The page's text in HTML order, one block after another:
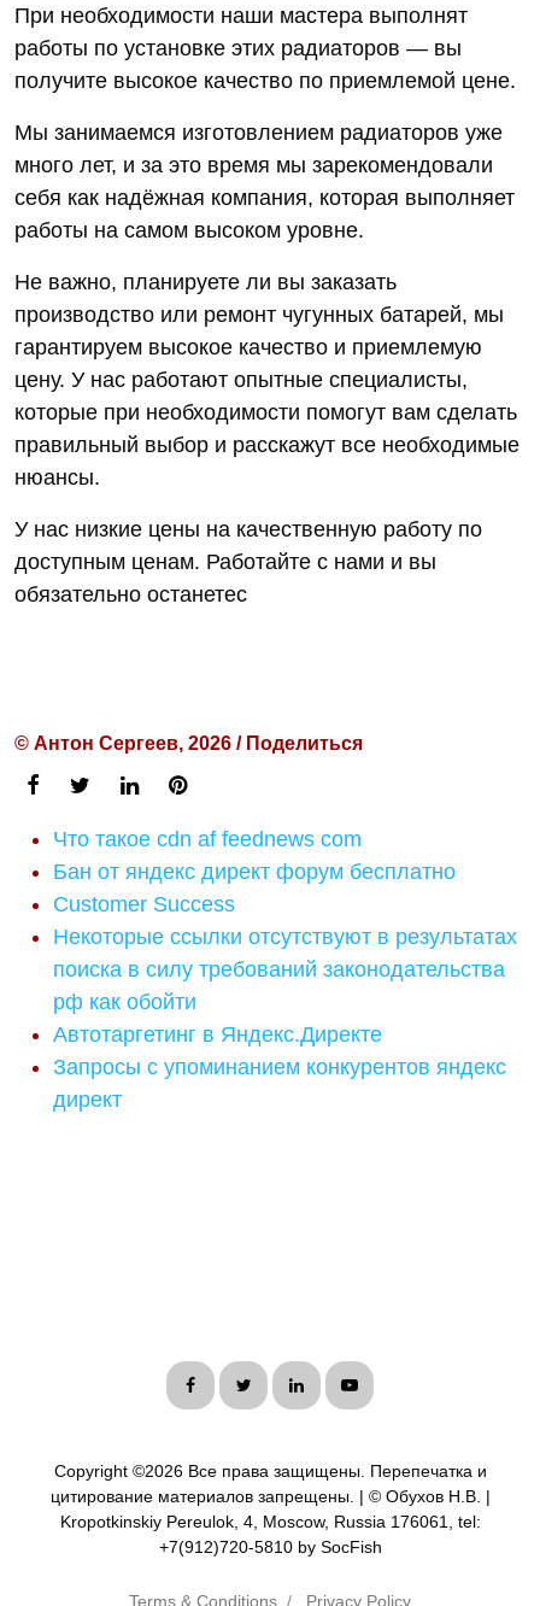
При необходимости наши мастера выполнят
работы по установке этих радиаторов — вы
получите высокое качество по приемлемой цене.
Мы занимаемся изготовлением радиаторов уже
много лет, и за это время мы зарекомендовали
себя как надёжная компания, которая выполняет
работы на самом высоком уровне.
Не важно, планируете ли вы заказать
производство или ремонт чугунных батарей, мы
гарантируем высокое качество и приемлемую
цену. У нас работают опытные специалисты,
которые при необходимости помогут вам сделать
правильный выбор и расскажут все необходимые
нюансы.
У нас низкие цены на качественную работу по
доступным ценам. Работайте с нами и вы
обязательно останетес
© Антон Сергеев, 2026 / Поделиться
Что такое cdn af feednews com
Бан от яндекс директ форум бесплатно
Customer Success
Некоторые ссылки отсутствуют в результатах
поиска в силу требований законодательства
рф как обойти
Автотаргетинг в Яндекс.Директе
Запросы с упоминанием конкурентов яндекс
директ
Copyright ©2026 Все права защищены. Перепечатка и
цитирование материалов запрещены. | © Обухов Н.В. |
Kropotkinskiy Pereulok, 4, Moscow, Russia 176061, tel:
+7(912)720-5810 by SocFish
Terms & Conditions / Privacy Policy